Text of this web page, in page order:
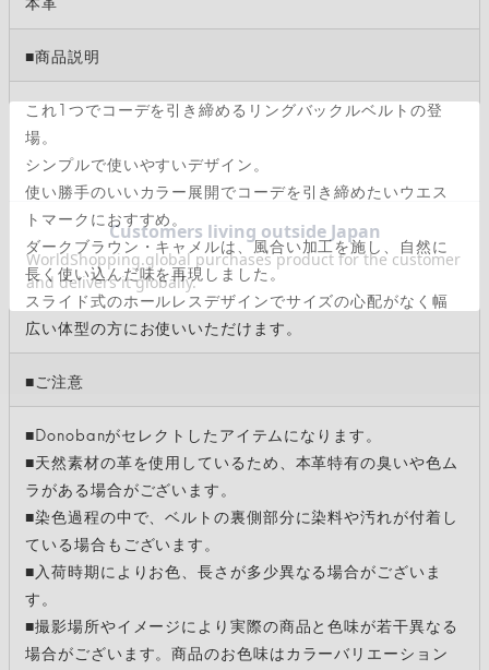
■商品説明
これ1つでコーデを引き締めるリングバックルベルトの登
場。
シンプルで使いやすいデザイン。
使い勝手のいいカラー展開でコーデを引き締めたいウエス
トマークにおすすめ。
ダークブラウン・キャメルは、風合い加工を施し、自然に
長く使い込んだ味を再現しました。
スライド式のホールレスデザインでサイズの心配がなく幅
広い体型の方にお使いいただけます。
■ご注意
■Donobanがセレクトしたアイテムになります。
■天然素材の革を使用しているため、本革特有の臭いや色ム
ラがある場合がございます。
■染色過程の中で、ベルトの裏側部分に染料や汚れが付着し
ている場合もございます。
■入荷時期によりお色、長さが多少異なる場合がございま
す。
■撮影場所やイメージにより実際の商品と色味が若干異なる
場合がございます。商品のお色味はカラーバリエーション